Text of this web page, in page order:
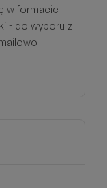
w formacie
- do wyboru z